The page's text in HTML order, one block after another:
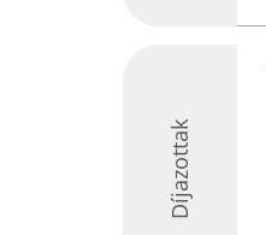
Díjazottak